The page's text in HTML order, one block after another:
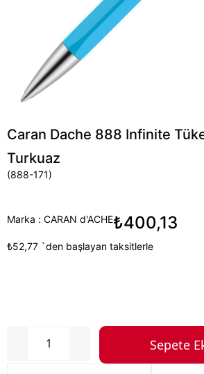
Caran Dache 888 Infinite
Turkuaz
(888-171)
Marka : CARAN d'ACHE₺400,13
₺52,77 `den başlayan taksitlerle